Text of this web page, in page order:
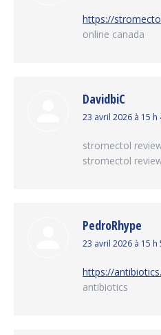
https://
online canada
DavidbiC
dit
23 avril 2026 à 15 h
stromectol
stromectol
PedroRhype
dit
23 avril 2026 à 15 h
https://
antibiotics